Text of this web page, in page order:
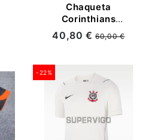
Chaqueta
Corinthians
2025/2026
Blanco/Negro
40,80 €60,00 €
-22%